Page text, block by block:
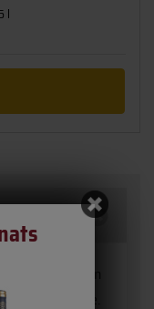
l
leckere Weine.